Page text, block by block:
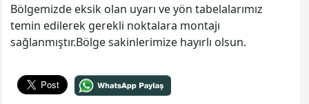
Bölgemizde eksik olan uyarı ve yön tabelalarımız
temin edilerek gerekli noktalara montajı
sağlanmıştır.Bölge sakinlerimize hayırlı olsun.